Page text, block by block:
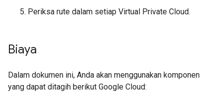
Periksa rute dalam setiap Virtual Private Cloud.
Biaya
Dalam dokumen ini, Anda akan menggunakan komponen
yang dapat ditagih berikut Google Cloud: